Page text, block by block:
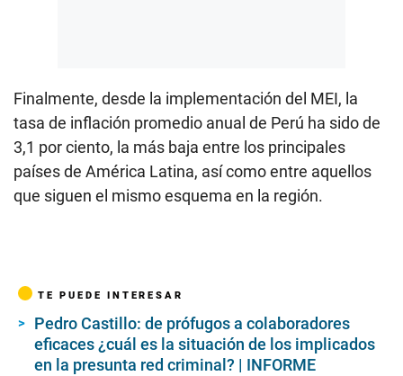
Finalmente, desde la implementación del MEI, la
tasa de inflación promedio anual de Perú ha sido de
3,1 por ciento, la más baja entre los principales
países de América Latina, así como entre aquellos
que siguen el mismo esquema en la región.
TE PUEDE INTERESAR
Pedro Castillo: de prófugos a colaboradores
eficaces ¿cuál es la situación de los implicados
en la presunta red criminal? | INFORME